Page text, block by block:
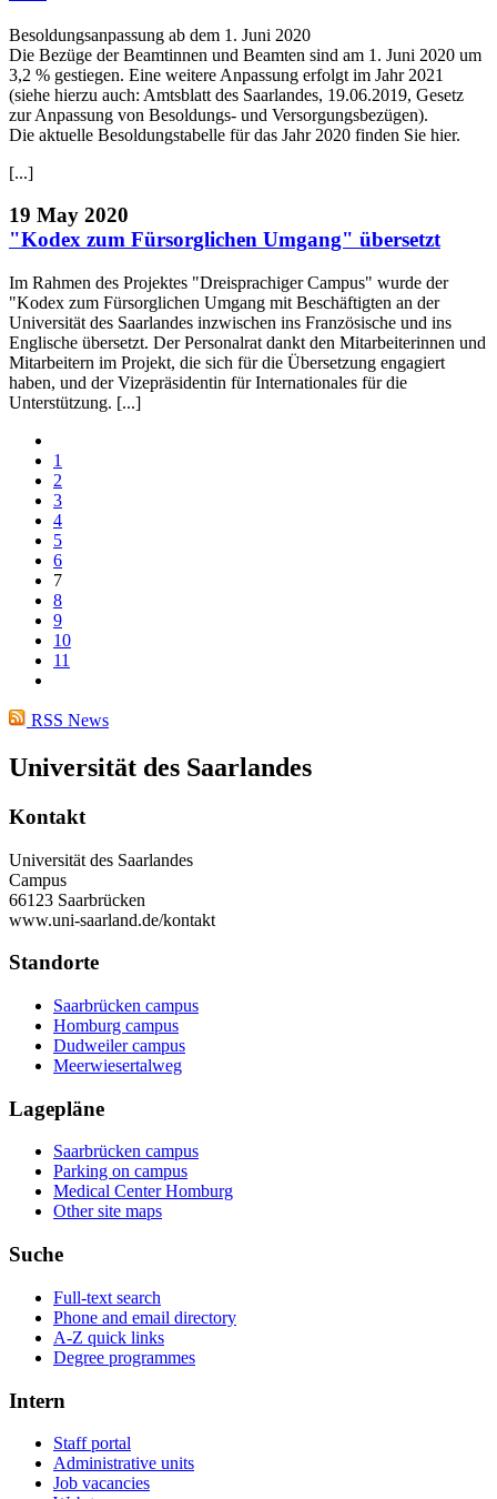
Besoldungsanpassung ab dem 1. Juni 2020
Die Bezüge der Beamtinnen und Beamten sind am 1. Juni 2020 um
3,2 % gestiegen. Eine weitere Anpassung erfolgt im Jahr 2021
(siehe hierzu auch: Amtsblatt des Saarlandes, 19.06.2019, Gesetz
zur Anpassung von Besoldungs- und Versorgungsbezügen).
Die aktuelle Besoldungstabelle für das Jahr 2020 finden Sie hier.
[...]
19 May 2020
"Kodex zum Fürsorglichen Umgang" übersetzt
Im Rahmen des Projektes "Dreisprachiger Campus" wurde der
"Kodex zum Fürsorglichen Umgang mit Beschäftigten an der
Universität des Saarlandes inzwischen ins Französische und ins
Englische übersetzt. Der Personalrat dankt den Mitarbeiterinnen und
Mitarbeitern im Projekt, die sich für die Übersetzung engagiert
haben, und der Vizepräsidentin für Internationales für die
Unterstützung. [...]
1
2
3
4
5
6
7
8
9
10
11
RSS News
Universität des Saarlandes
Kontakt
Universität des Saarlandes
Campus
66123 Saarbrücken
www.uni-saarland.de/kontakt
Standorte
Saarbrücken campus
Homburg campus
Dudweiler campus
Meerwiesertalweg
Lagepläne
Saarbrücken campus
Parking on campus
Medical Center Homburg
Other site maps
Suche
Full-text search
Phone and email directory
A-Z quick links
Degree programmes
Intern
Staff portal
Administrative units
Job vacancies